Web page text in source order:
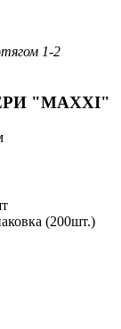
1-2
"MAXXI"
(200шт.)